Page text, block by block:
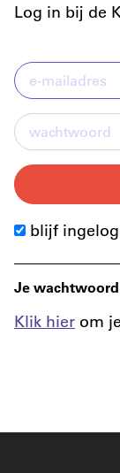
Log in bij de
blijf
Je
Klik hier om